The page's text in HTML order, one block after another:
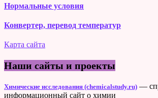
Нормальные условия
Конвертер, перевод температур
Карта сайта
Наши сайты и проекты
Химические исследования (chemicalstudy.ru) —
информационный сайт о химии